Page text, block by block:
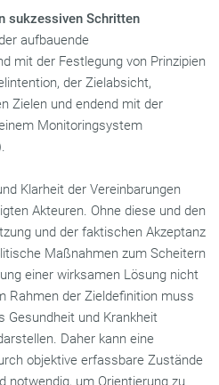
sukzessiven Schritten
aufbauende
mit der Festlegung von Prinzipien
der Zielabsicht,
Zielen und endend mit der
Monitoringsystem
Klarheit der Vereinbarungen
Akteuren. Ohne diese und den
und der faktischen Akzeptanz
Maßnahmen zum Scheitern
einer wirksamen Lösung nicht
Rahmen der Zieldefinition muss
Gesundheit und Krankheit
Daher kann eine
objektive erfassbare Zustände
notwendig, um Orientierung zu